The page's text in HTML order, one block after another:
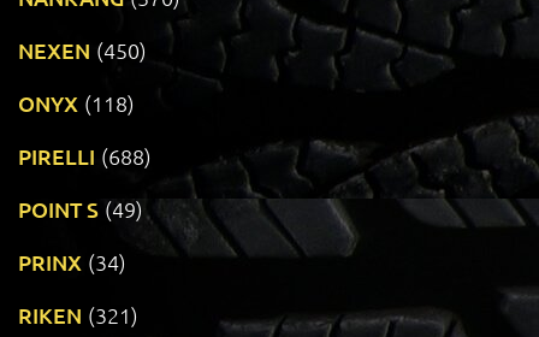
NEXEN (450)
ONYX (118)
PIRELLI (688)
POINT S (49)
PRINX (34)
RIKEN (321)